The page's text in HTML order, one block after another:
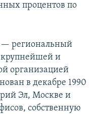
процентов по
региональный
крупнейшей и
организацией
в декабре 1990
Эл, Москве и
собственную